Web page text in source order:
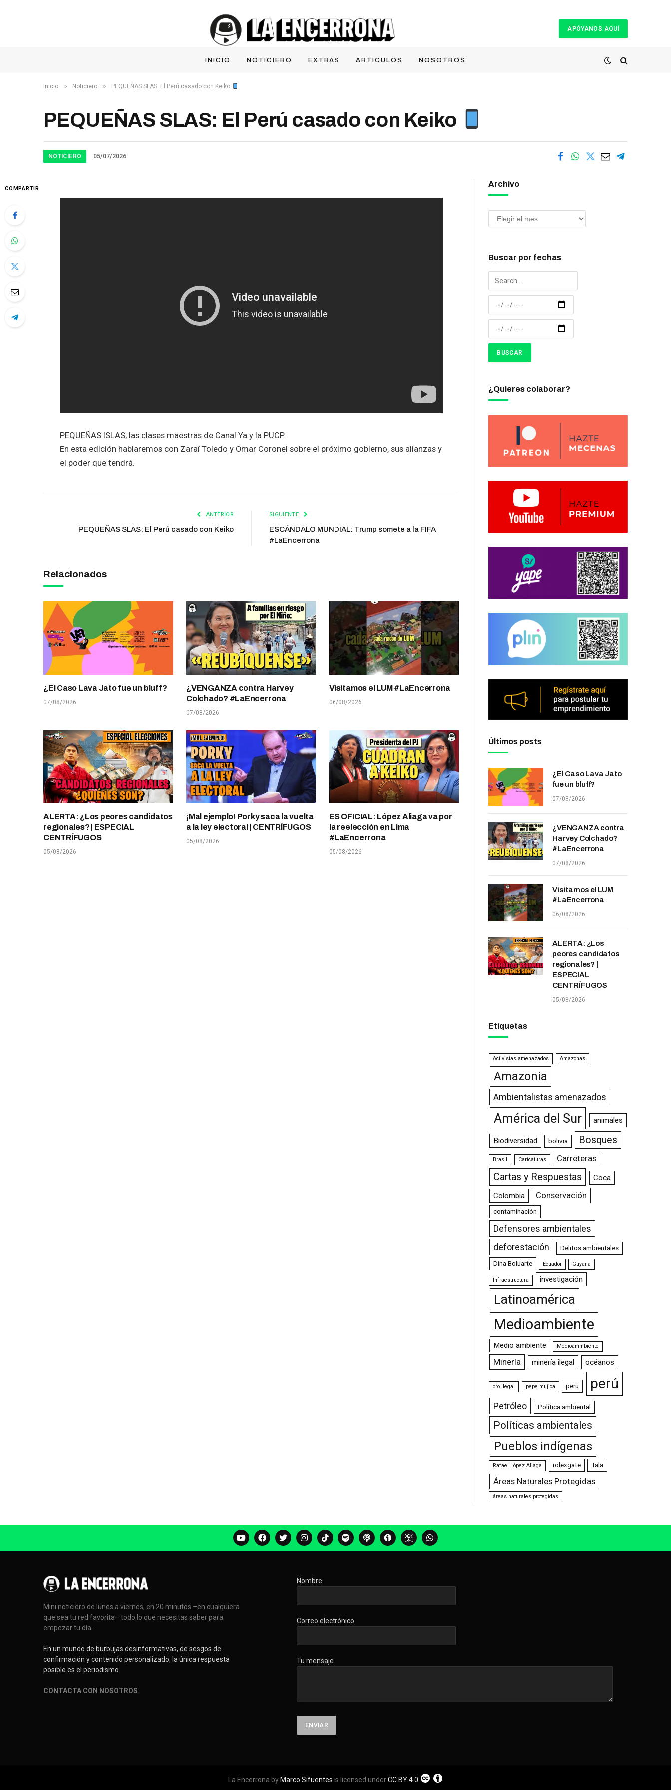
APÓYANOS AQUÍ
INICIO NOTICIERO EXTRAS ARTÍCULOS NOSOTROS
Inicio » Noticiero » PEQUEÑAS SLAS: El Perú casado con Keiko
PEQUEÑAS SLAS: El Perú casado con Keiko
NOTICIERO 05/07/2026
COMPARTIR
PEQUEÑAS ISLAS, las clases maestras de Canal Ya y la PUCP.
En esta edición hablaremos con Zaraí Toledo y Omar Coronel sobre el próximo gobierno, sus alianzas y
el poder que tendrá.
ANTERIOR
PEQUEÑAS SLAS: El Perú casado con Keiko
SIGUIENTE
ESCÁNDALO MUNDIAL: Trump somete a la FIFA
#LaEncerrona
Relacionados
¿El Caso Lava Jato fue un bluff?
07/08/2026
¿VENGANZA contra Harvey
Colchado? #LaEncerrona
07/08/2026
Visitamos el LUM #LaEncerrona
06/08/2026
ALERTA: ¿Los peores candidatos
regionales? | ESPECIAL
CENTRÍFUGOS
05/08/2026
¡Mal ejemplo! Porky saca la vuelta
a la ley electoral | CENTRÍFUGOS
05/08/2026
ES OFICIAL: López Aliaga va por
la reelección en Lima
#LaEncerrona
05/08/2026
Archivo
Buscar por fechas
¿Quieres colaborar?
Últimos posts
¿El Caso Lava Jato
fue un bluff?
07/08/2026
¿VENGANZA contra
Harvey Colchado?
#LaEncerrona
07/08/2026
Visitamos el LUM
#LaEncerrona
06/08/2026
ALERTA: ¿Los
peores candidatos
regionales? |
ESPECIAL
CENTRÍFUGOS
05/08/2026
Etiquetas
Activistas amenazados Amazonas
Amazonia
Ambientalistas amenazados
América del Sur animales
Biodiversidad bolivia Bosques
Brasil Caricaturas Carreteras
Cartas y Respuestas
Coca
Colombia
Conservación
contaminación
Defensores ambientales
deforestación
Delitos ambientales
Dina Boluarte Ecuador Guyana
Infraestructura investigación
Latinoamérica
Medioambiente
Medio ambiente Medioammbiente
Minería minería ilegal océanos
oro ilegal pepe mujica peru perú
Petróleo Política ambiental
Políticas ambientales
Pueblos indígenas
Rafael López Aliaga rolexgate Tala
Áreas Naturales Protegidas
áreas naturales protegidas
Mini noticiero de lunes a viernes, en 20 minutos –en cualquiera
que sea tu red favorita– todo lo que necesitas saber para
empezar tu día.
En un mundo de burbujas desinformativas, de sesgos de
confirmación y contenido personalizado, la única respuesta
posible es el periodismo.
CONTACTA CON NOSOTROS
Nombre
Correo electrónico
Tu mensaje
La Encerrona by Marco Sifuentes is licensed underCC BY 4.0